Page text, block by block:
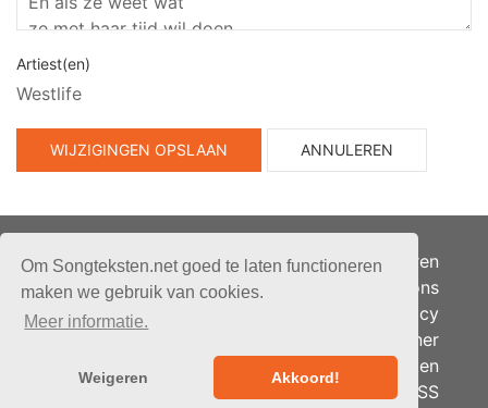
Om Songteksten.net goed te laten functioneren
maken we gebruik van cookies.
Meer informatie.
Weigeren Akkoord!
Artiest(en)
Westlife
WIJZIGINGEN OPSLAAN ANNULEREN
Alle rechten voorbehouden.
bandhosting.nl
Adverteren
Over ons
Je privacy
Partner
Berichten
RSS